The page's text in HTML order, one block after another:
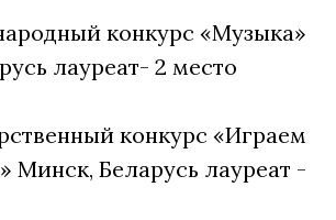
конкурс «Музыка»
лауреат- 2 место
конкурс «Играем
Минск, Беларусь лауреат -